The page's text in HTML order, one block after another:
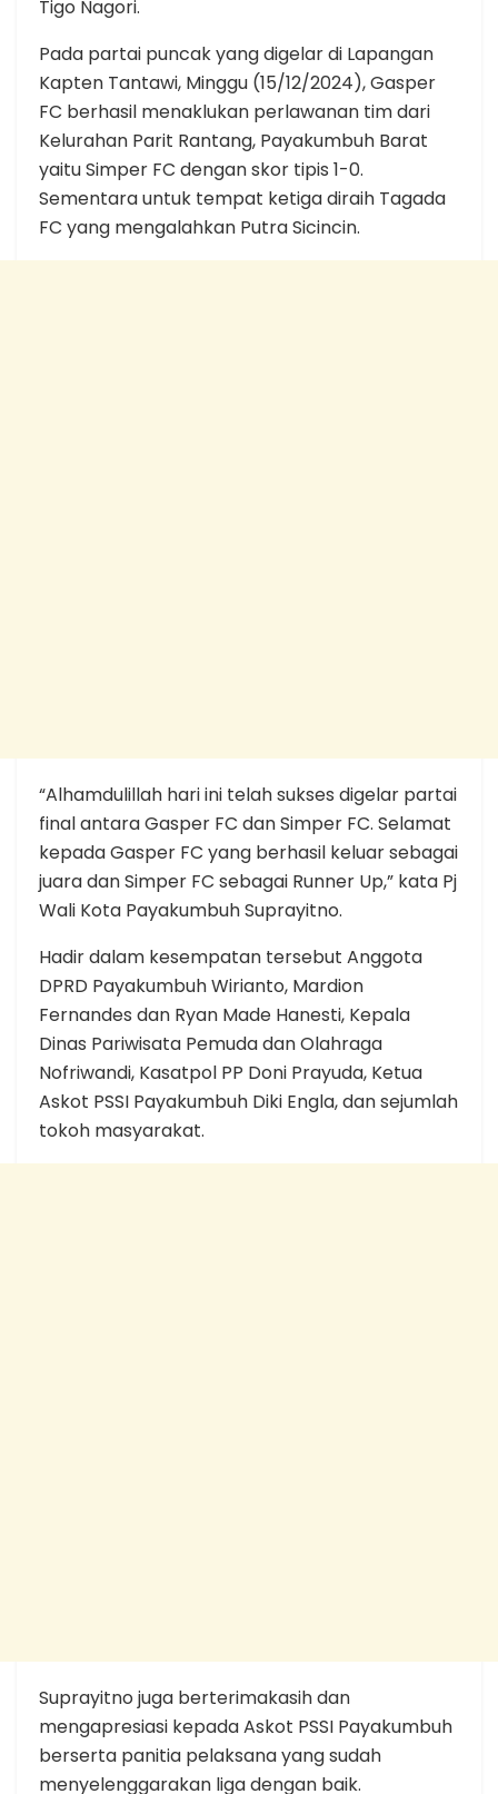
Tigo Nagori.
Pada partai puncak yang digelar di Lapangan
Kapten Tantawi, Minggu (15/12/2024), Gasper
FC berhasil menaklukan perlawanan tim dari
Kelurahan Parit Rantang, Payakumbuh Barat
yaitu Simper FC dengan skor tipis 1-0.
Sementara untuk tempat ketiga diraih Tagada
FC yang mengalahkan Putra Sicincin.
“Alhamdulillah hari ini telah sukses digelar partai
final antara Gasper FC dan Simper FC. Selamat
kepada Gasper FC yang berhasil keluar sebagai
juara dan Simper FC sebagai Runner Up,” kata Pj
Wali Kota Payakumbuh Suprayitno.
Hadir dalam kesempatan tersebut Anggota
DPRD Payakumbuh Wirianto, Mardion
Fernandes dan Ryan Made Hanesti, Kepala
Dinas Pariwisata Pemuda dan Olahraga
Nofriwandi, Kasatpol PP Doni Prayuda, Ketua
Askot PSSI Payakumbuh Diki Engla, dan sejumlah
tokoh masyarakat.
Suprayitno juga berterimakasih dan
mengapresiasi kepada Askot PSSI Payakumbuh
berserta panitia pelaksana yang sudah
menyelenggarakan liga dengan baik.